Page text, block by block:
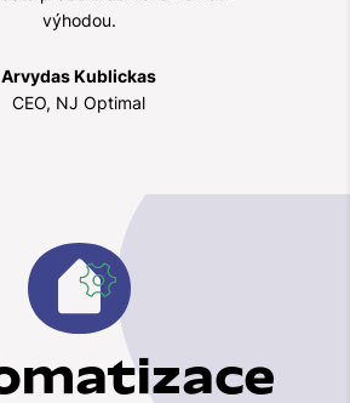
výhodou.
Arvydas Kublickas
CEO, NJ Optimal